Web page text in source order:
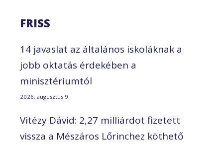
FRISS
14 javaslat az általános iskoláknak a
jobb oktatás érdekében a
minisztériumtól
2026. augusztus 9.
Vitézy Dávid: 2,27 milliárdot fizetett
vissza a Mészáros Lőrinchez köthető